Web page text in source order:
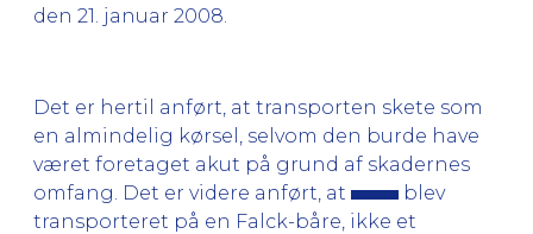
den 21. januar 2008.
Det er hertil anført, at transporten skete som
en almindelig kørsel, selvom den burde have
været foretaget akut på grund af skadernes
omfang. Det er videre anført, at
blev
transporteret på en Falck-båre, ikke et